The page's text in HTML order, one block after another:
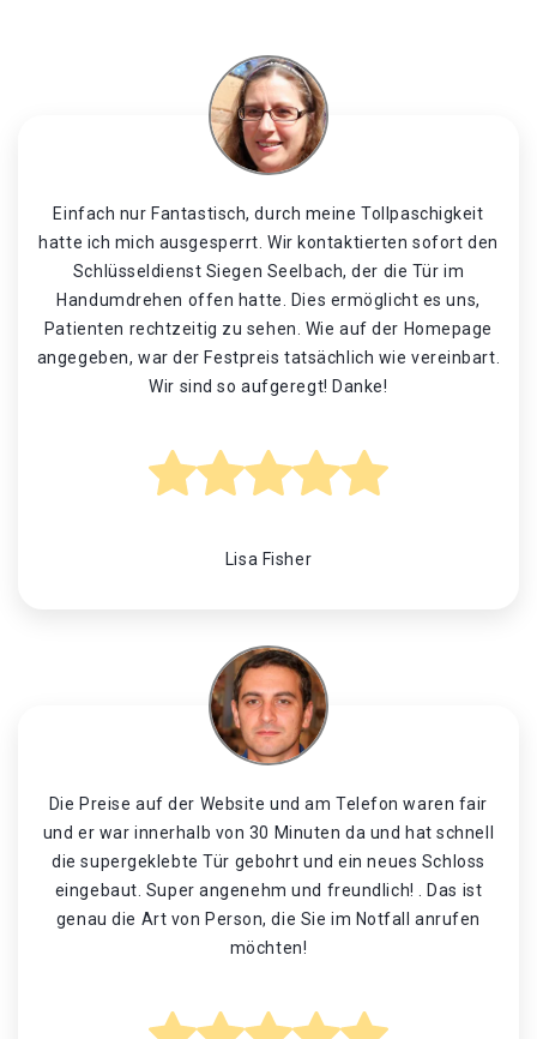
Einfach nur Fantastisch, durch meine Tollpaschigkeit
hatte ich mich ausgesperrt. Wir kontaktierten sofort den
Schlüsseldienst Siegen Seelbach, der die Tür im
Handumdrehen offen hatte. Dies ermöglicht es uns,
Patienten rechtzeitig zu sehen. Wie auf der Homepage
angegeben, war der Festpreis tatsächlich wie vereinbart.
Wir sind so aufgeregt! Danke!
Lisa Fisher
Die Preise auf der Website und am Telefon waren fair
und er war innerhalb von 30 Minuten da und hat schnell
die supergeklebte Tür gebohrt und ein neues Schloss
eingebaut. Super angenehm und freundlich! . Das ist
genau die Art von Person, die Sie im Notfall anrufen
möchten!